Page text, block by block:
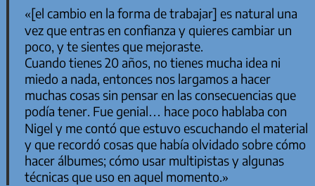
«[el cambio en la forma de trabajar] es natural una
vez que entras en confianza y quieres cambiar un
poco, y te sientes que mejoraste.
Cuando tienes 20 años, no tienes mucha idea ni
miedo a nada, entonces nos largamos a hacer
muchas cosas sin pensar en las consecuencias que
podía tener. Fue genial… hace poco hablaba con
Nigel y me contó que estuvo escuchando el material
y que recordó cosas que había olvidado sobre cómo
hacer álbumes; cómo usar multipistas y algunas
técnicas que uso en aquel momento.»